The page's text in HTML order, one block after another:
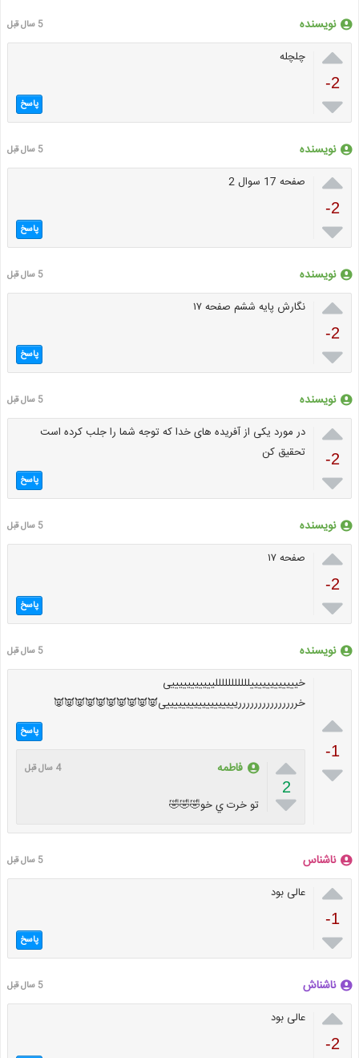
نویسنده 5 سال قبل

-2

چلچله
پاسخ
نویسنده 5 سال قبل

-2

صفحه 17 سوال 2
پاسخ
نویسنده 5 سال قبل

-2

نگارش پایه ششم صفحه ۱۷
پاسخ
نویسنده 5 سال قبل

-2

در مورد یکی از آفریده های خدا که توجه شما را جلب کرده است
تحقیق کن
پاسخ
نویسنده 5 سال قبل

-2

صفحه ۱۷
پاسخ
نویسنده 5 سال قبل

-1

خییییییییییییلللللللللللیییییییییییی
خرررررررررررررررییییییییییییییییییی👿👿👿👿👿👿👿👿👿👿
پاسخ

2

فاطمه 4 سال قبل
تو خرت ي خو🤣🤣🤣
ناشناس 5 سال قبل

-1

عالی بود
پاسخ
ناشناش 5 سال قبل

-2
عالی بود